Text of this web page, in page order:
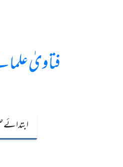
فتاویٰ
ابتدائے